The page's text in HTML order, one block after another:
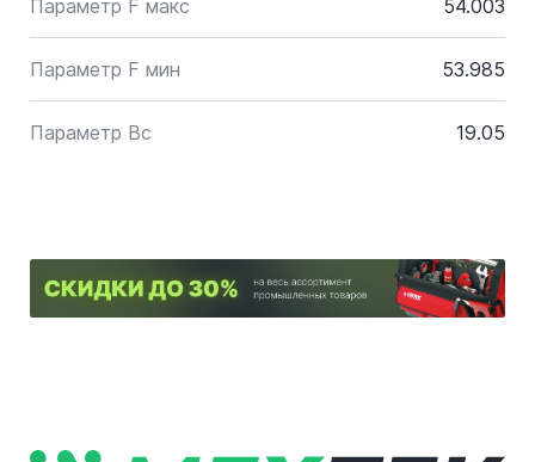
Параметр F макс 54.003
Параметр F мин 53.985
Параметр Bc 19.05